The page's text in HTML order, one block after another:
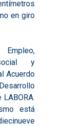
en giro
y
Acuerdo
está